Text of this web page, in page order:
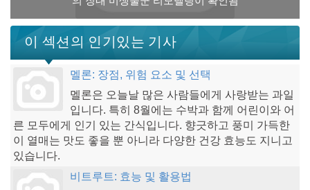
이 섹션의 인기있는 기사
멜론: 장점, 위험 요소 및 선택
멜론은 오늘날 많은 사람들에게 사랑받는 과일
입니다. 특히 8월에는 수박과 함께 어린이와 어
른 모두에게 인기 있는 간식입니다. 향긋하고 풍미 가득한
이 열매는 맛도 좋을 뿐 아니라 다양한 건강 효능도 지니고
있습니다.
비트루트: 효능 및 활용법